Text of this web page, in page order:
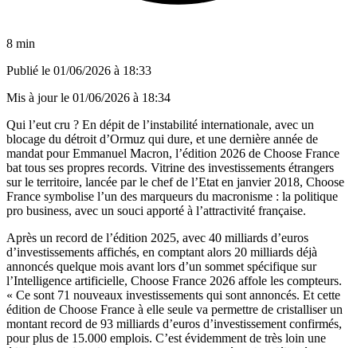
8 min
Publié le 01/06/2026 à 18:33
Mis à jour le 01/06/2026 à 18:34
Qui l’eut cru ? En dépit de l’instabilité internationale, avec un
blocage du détroit d’Ormuz qui dure, et une dernière année de
mandat pour Emmanuel Macron, l’édition 2026 de Choose France
bat tous ses propres records. Vitrine des investissements étrangers
sur le territoire, lancée par le chef de l’Etat en janvier 2018, Choose
France symbolise l’un des marqueurs du macronisme : la politique
pro business, avec un souci apporté à l’attractivité française.
Après un record de l’édition 2025, avec 40 milliards d’euros
d’investissements affichés, en comptant alors 20 milliards déjà
annoncés quelque mois avant lors d’un sommet spécifique sur
l’Intelligence artificielle, Choose France 2026 affole les compteurs.
« Ce sont 71 nouveaux investissements qui sont annoncés. Et cette
édition de Choose France à elle seule va permettre de cristalliser un
montant record de 93 milliards d’euros d’investissement confirmés,
pour plus de 15.000 emplois. C’est évidemment de très loin une